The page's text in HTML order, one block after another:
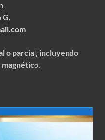
o parcial, incluyendo